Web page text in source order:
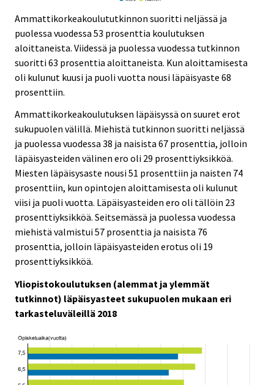
Ammattikorkeakoulututkinnon suoritti neljässä ja
puolessa vuodessa 53 prosenttia koulutuksen
aloittaneista. Viidessä ja puolessa vuodessa tutkinnon
suoritti 63 prosenttia aloittaneista. Kun aloittamisesta
oli kulunut kuusi ja puoli vuotta nousi läpäisyaste 68
prosenttiin.
Ammattikorkeakoulutuksen läpäisyssä on suuret erot
sukupuolen välillä. Miehistä tutkinnon suoritti neljässä
ja puolessa vuodessa 38 ja naisista 67 prosenttia, jolloin
läpäisyasteiden välinen ero oli 29 prosenttiyksikköä.
Miesten läpäisysaste nousi 51 prosenttiin ja naisten 74
prosenttiin, kun opintojen aloittamisesta oli kulunut
viisi ja puoli vuotta. Läpäisyasteiden ero oli tällöin 23
prosenttiyksikköä. Seitsemässä ja puolessa vuodessa
miehistä valmistui 57 prosenttia ja naisista 76
prosenttia, jolloin läpäisyasteiden erotus oli 19
prosenttiyksikköä.
Yliopistokoulutuksen (alemmat ja ylemmät
tutkinnot) läpäisyasteet sukupuolen mukaan eri
tarkasteluväleillä 2018